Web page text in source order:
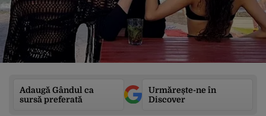
Adaugă Gândul ca
sursă preferată
Urmărește-ne în
Discover